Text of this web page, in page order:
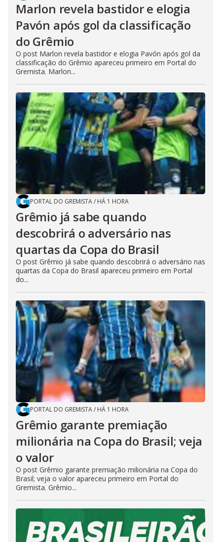
Marlon revela bastidor e elogia
Pavón após gol da classificação
do Grêmio
O post Marlon revela bastidor e elogia Pavón após gol da
classificação do Grêmio apareceu primeiro em Portal do
Gremista. Marlon...
PORTAL DO GREMISTA/ HÁ 1 HORA
Grêmio já sabe quando
descobrirá o adversário nas
quartas da Copa do Brasil
O post Grêmio já sabe quando descobrirá o adversário nas
quartas da Copa do Brasil apareceu primeiro em Portal
do...
PORTAL DO GREMISTA/ HÁ 1 HORA
Grêmio garante premiação
milionária na Copa do Brasil; veja
o valor
O post Grêmio garante premiação milionária na Copa do
Brasil; veja o valor apareceu primeiro em Portal do
Gremista. Grêmio...